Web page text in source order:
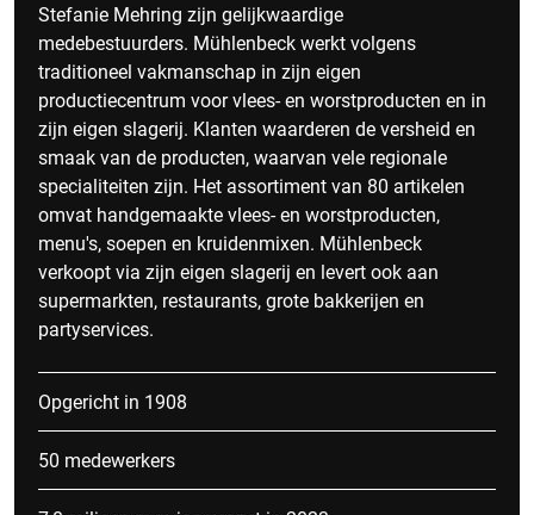
Stefanie Mehring zijn gelijkwaardige
medebestuurders. Mühlenbeck werkt volgens
traditioneel vakmanschap in zijn eigen
productiecentrum voor vlees- en worstproducten en in
zijn eigen slagerij. Klanten waarderen de versheid en
smaak van de producten, waarvan vele regionale
specialiteiten zijn. Het assortiment van 80 artikelen
omvat handgemaakte vlees- en worstproducten,
menu's, soepen en kruidenmixen. Mühlenbeck
verkoopt via zijn eigen slagerij en levert ook aan
supermarkten, restaurants, grote bakkerijen en
partyservices.
Opgericht in 1908
50 medewerkers